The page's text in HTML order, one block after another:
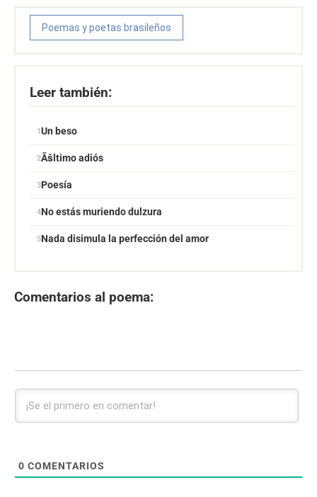
Poemas y poetas brasileños
Leer también:
Un beso
Ãšltimo adiós
Poesía
No estás muriendo dulzura
Nada disimula la perfección del amor
Comentarios al poema:
0 COMENTARIOS